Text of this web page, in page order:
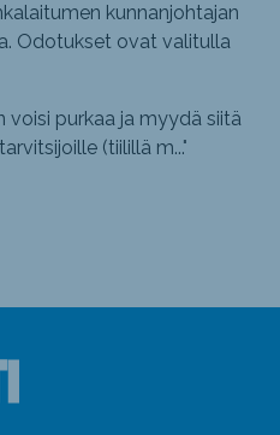
kunnanjohtajan
Odotukset ovat valitulla
voisi purkaa ja myydä siitä
(tiilillä m..."